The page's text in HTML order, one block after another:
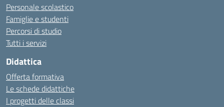
Personale scolastico
Famiglie e studenti
Percorsi di studio
Tutti i servizi
Didattica
Offerta formativa
Le schede didattiche
I progetti delle classi